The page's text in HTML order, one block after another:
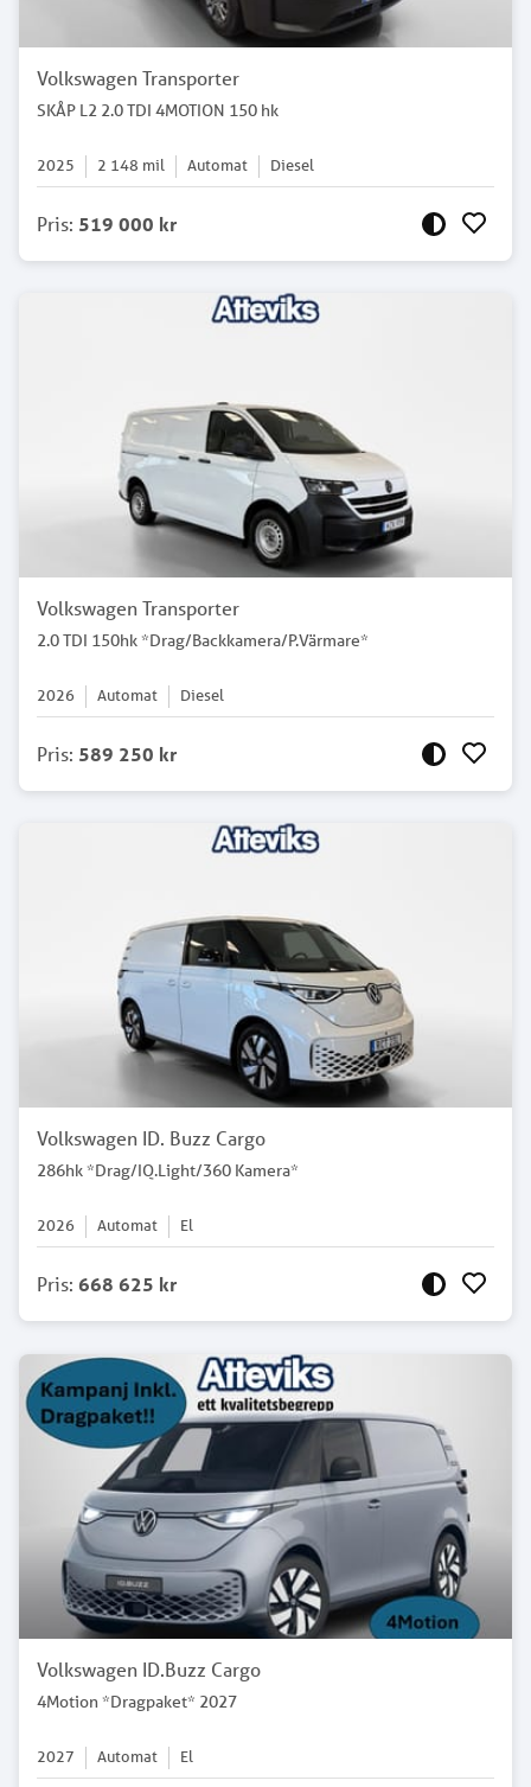
Volkswagen Transporter
SKÅP L2 2.0 TDI 4MOTION 150 hk
2025 2 148 mil Automat Diesel
Pris: 519 000 kr
Volkswagen Transporter
2.0 TDI 150hk *Drag/Backkamera/P.Värmare*
2026 Automat Diesel
Pris: 589 250 kr
Volkswagen ID. Buzz Cargo
286hk *Drag/IQ.Light/360 Kamera*
2026 Automat El
Pris: 668 625 kr
Volkswagen ID.Buzz Cargo
4Motion *Dragpaket* 2027
2027 Automat El